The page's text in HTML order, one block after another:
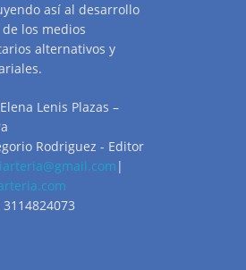
así al desarrollo
los medios
alternativos y
Lenis Plazas –
Rodriguez - Editor
|
3114824073